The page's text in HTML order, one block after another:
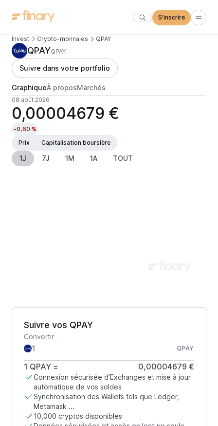
S'inscrire
Invest Crypto-monnaies QPAY
QPAYQPAY
Suivre dans votre portfolio
GraphiqueÀ proposMarchés
08 août 2026
0,00004679 €
-0,60 %
Prix
Capitalisation boursière
1J 7J 1M 1A TOUT
Suivre vos QPAY
Convertir
QPAY
1 QPAY = 0,00004679 €
Connexion sécurisée d’Exchanges et mise à jour
automatique de vos soldes
Synchronisation des Wallets tels que Ledger,
Metamask ...
10,000 cryptos disponibles